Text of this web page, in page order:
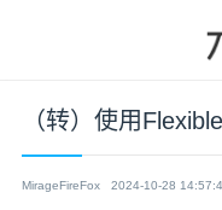
（转）使用
MirageFireFox 2024-10-28